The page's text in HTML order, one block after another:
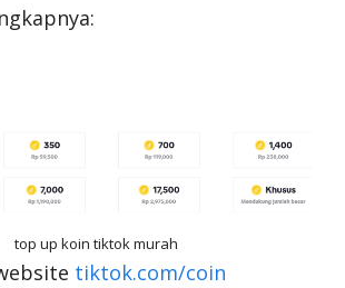
top up koin tiktok murah
tiktok.com/coin